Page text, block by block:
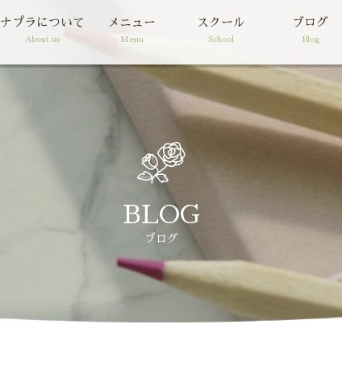
ナプラについて
About us
メニュー
Menu
スクール
School
ブログ
Blog
BLOG
ブログ